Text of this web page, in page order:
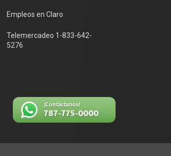
Empleos en Claro
Telemercadeo 1-833-642-
5276
¡Contáctanos!
787-775-0000